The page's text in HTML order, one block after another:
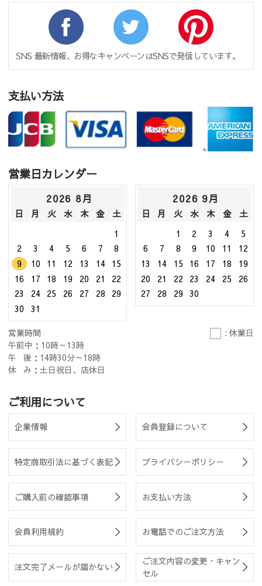
SNS 最新情報、お得なキャンペーンはSNSで発信しています。
支払い方法
営業日カレンダー
2026 8月
日 月 火 水 木 金
土
1
2
3 4 5 6 7
8
9
10 11 12 13 14
15
16
17 18 19 20 21
22
23
24 25 26 27 28
29
30
31
2026 9月
日 月 火 水 木 金
土
1
2 3 4
5
6
7 8 9 10 11
12
13
14 15 16 17 18
19
20
21 22 23 24 25
26
27
28 29 30
営業時間
: 休業日
午前中：10時～13時
午 後：14時30分～18時
休 み：土日祝日、店休日
ご利用について
企業情報 会員登録について
特定商取引法に基づく表記 プライバシーポリシー
ご購入前の確認事項 お支払い方法
会員利用規約 お電話でのご注文方法
注文完了メールが届かない
ご注文内容の変更・キャン
セル